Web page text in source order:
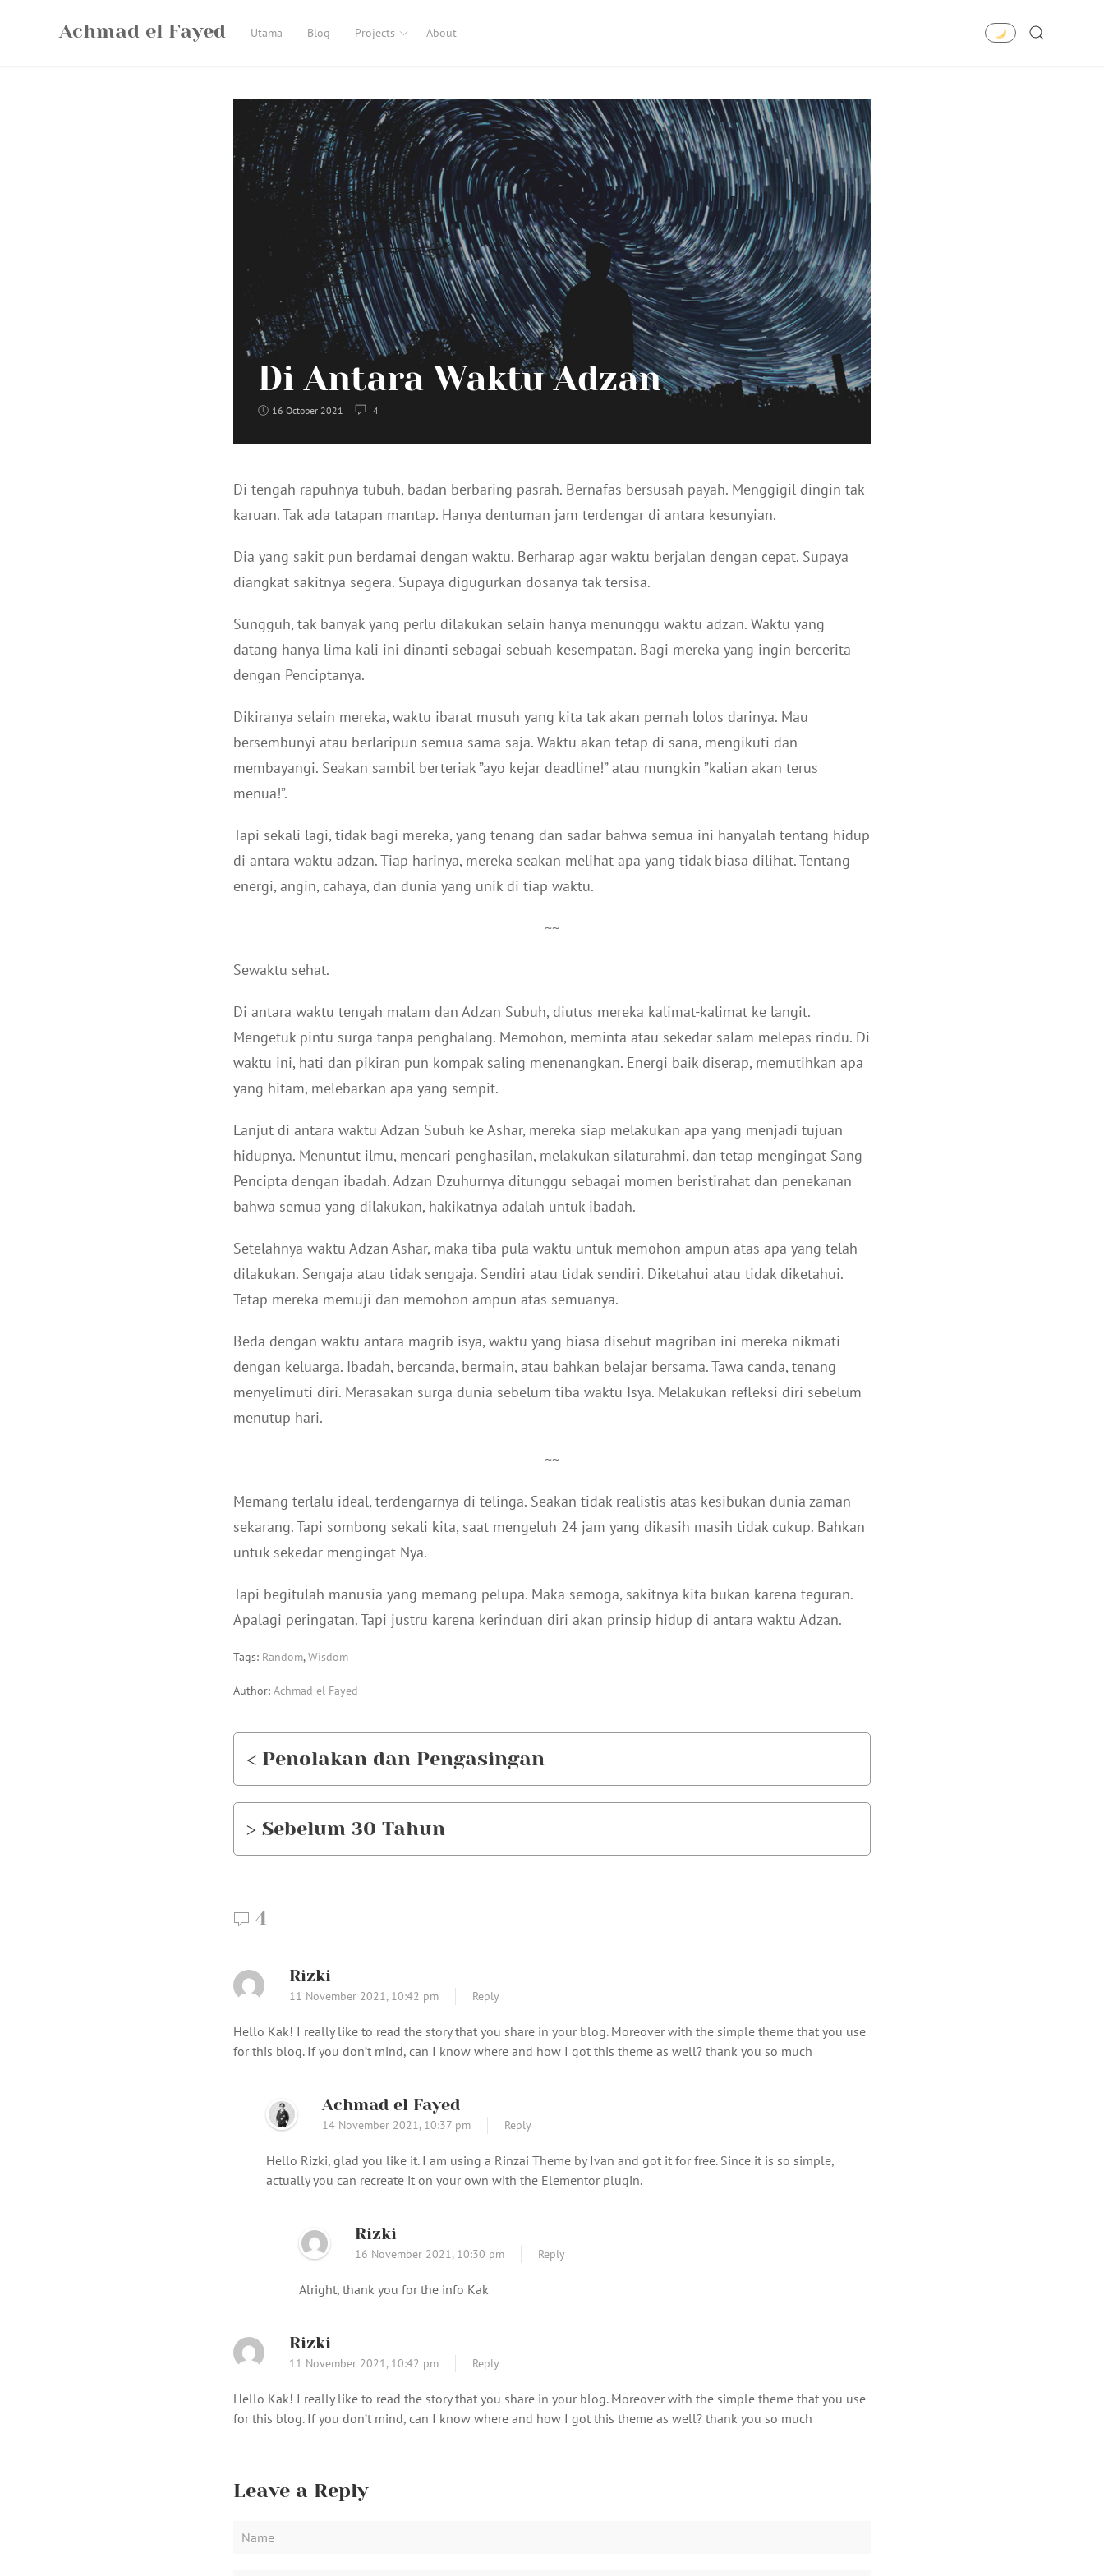
Achmad el Fayed Utama Blog Projects About SEARCH
Di Antara Waktu Adzan
16 October 2021 4
Di tengah rapuhnya tubuh, badan berbaring pasrah. Bernafas bersusah payah. Menggigil dingin tak
karuan. Tak ada tatapan mantap. Hanya dentuman jam terdengar di antara kesunyian.
Dia yang sakit pun berdamai dengan waktu. Berharap agar waktu berjalan dengan cepat. Supaya
diangkat sakitnya segera. Supaya digugurkan dosanya tak tersisa.
Sungguh, tak banyak yang perlu dilakukan selain hanya menunggu waktu adzan. Waktu yang
datang hanya lima kali ini dinanti sebagai sebuah kesempatan. Bagi mereka yang ingin bercerita
dengan Penciptanya.
Dikiranya selain mereka, waktu ibarat musuh yang kita tak akan pernah lolos darinya. Mau
bersembunyi atau berlaripun semua sama saja. Waktu akan tetap di sana, mengikuti dan
membayangi. Seakan sambil berteriak ”ayo kejar deadline!” atau mungkin ”kalian akan terus
menua!”.
Tapi sekali lagi, tidak bagi mereka, yang tenang dan sadar bahwa semua ini hanyalah tentang hidup
di antara waktu adzan. Tiap harinya, mereka seakan melihat apa yang tidak biasa dilihat. Tentang
energi, angin, cahaya, dan dunia yang unik di tiap waktu.
~~
Sewaktu sehat.
Di antara waktu tengah malam dan Adzan Subuh, diutus mereka kalimat-kalimat ke langit.
Mengetuk pintu surga tanpa penghalang. Memohon, meminta atau sekedar salam melepas rindu. Di
waktu ini, hati dan pikiran pun kompak saling menenangkan. Energi baik diserap, memutihkan apa
yang hitam, melebarkan apa yang sempit.
Lanjut di antara waktu Adzan Subuh ke Ashar, mereka siap melakukan apa yang menjadi tujuan
hidupnya. Menuntut ilmu, mencari penghasilan, melakukan silaturahmi, dan tetap mengingat Sang
Pencipta dengan ibadah. Adzan Dzuhurnya ditunggu sebagai momen beristirahat dan penekanan
bahwa semua yang dilakukan, hakikatnya adalah untuk ibadah.
Setelahnya waktu Adzan Ashar, maka tiba pula waktu untuk memohon ampun atas apa yang telah
dilakukan. Sengaja atau tidak sengaja. Sendiri atau tidak sendiri. Diketahui atau tidak diketahui.
Tetap mereka memuji dan memohon ampun atas semuanya.
Beda dengan waktu antara magrib isya, waktu yang biasa disebut magriban ini mereka nikmati
dengan keluarga. Ibadah, bercanda, bermain, atau bahkan belajar bersama. Tawa canda, tenang
menyelimuti diri. Merasakan surga dunia sebelum tiba waktu Isya. Melakukan refleksi diri sebelum
menutup hari.
~~
Memang terlalu ideal, terdengarnya di telinga. Seakan tidak realistis atas kesibukan dunia zaman
sekarang. Tapi sombong sekali kita, saat mengeluh 24 jam yang dikasih masih tidak cukup. Bahkan
untuk sekedar mengingat-Nya.
Tapi begitulah manusia yang memang pelupa. Maka semoga, sakitnya kita bukan karena teguran.
Apalagi peringatan. Tapi justru karena kerinduan diri akan prinsip hidup di antara waktu Adzan.
Tags: Random,Wisdom
Author: Achmad el Fayed
< Penolakan dan Pengasingan
> Sebelum 30 Tahun
4
Rizki
11 November 2021, 10:42 pm Reply
Hello Kak! I really like to read the story that you share in your blog. Moreover with the simple theme that you use
for this blog. If you don’t mind, can I know where and how I got this theme as well? thank you so much
Achmad el Fayed
14 November 2021, 10:37 pm Reply
Hello Rizki, glad you like it. I am using a Rinzai Theme by Ivan and got it for free. Since it is so simple,
actually you can recreate it on your own with the Elementor plugin.
Rizki
16 November 2021, 10:30 pm Reply
Alright, thank you for the info Kak
Rizki
11 November 2021, 10:42 pm Reply
Hello Kak! I really like to read the story that you share in your blog. Moreover with the simple theme that you use
for this blog. If you don’t mind, can I know where and how I got this theme as well? thank you so much
Leave a Reply